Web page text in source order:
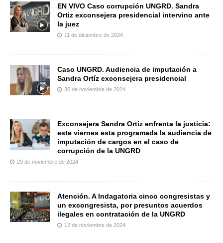
EN VIVO Caso corrupción UNGRD. Sandra
Ortiz exconsejera presidencial intervino ante
la juez
11 de diciembre de 2024
Caso UNGRD. Audiencia de imputación a
Sandra Ortíz exconsejera presidencial
30 de noviembre de 2024
Exconsejera Sandra Ortiz enfrenta la justicia:
este viernes esta programada la audiencia de
imputación de cargos en el caso de
corrupción de la UNGRD
29 de noviembre de 2024
Atención. A Indagatoria cinco congresistas y
un excongresista, por presuntos acuerdos
ilegales en contratación de la UNGRD
12 de noviembre de 2024